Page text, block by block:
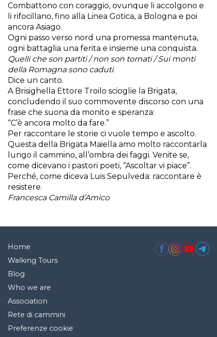
Combattono con coraggio, ovunque li accolgono e
li rifocillano, fino alla Linea Gotica, a Bologna e poi
ancora Asiago.
Ogni passo verso nord una promessa mantenuta,
ogni battaglia una ferita e insieme una conquista.
Quelli che son partiti / non son tornati / Sui monti
della Romagna sono caduti.
Dice un canto.
A Brisighella Ettore Troilo scioglie la Brigata,
concludendo il suo commovente discorso con una
frase che suona da monito e speranza:
“C’è ancora molto da fare.”
Per raccontare le storie ci vuole tempo e ascolto.
Questa della Brigata Maiella amo molto raccontarla
lungo il cammino, all’ombra dei faggi. Venite se,
come dicevano i pastori poeti, “Ascoltar vi piace”.
Perché, come diceva Luis Sepulveda: raccontare è
resistere.
Francesca Camilla d’Amico
Home
Walking Tours
Blog
Who we are
Association
Rete di cammini
Preferenze cookie